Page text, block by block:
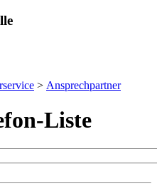
> Ansprechpartner
Liste